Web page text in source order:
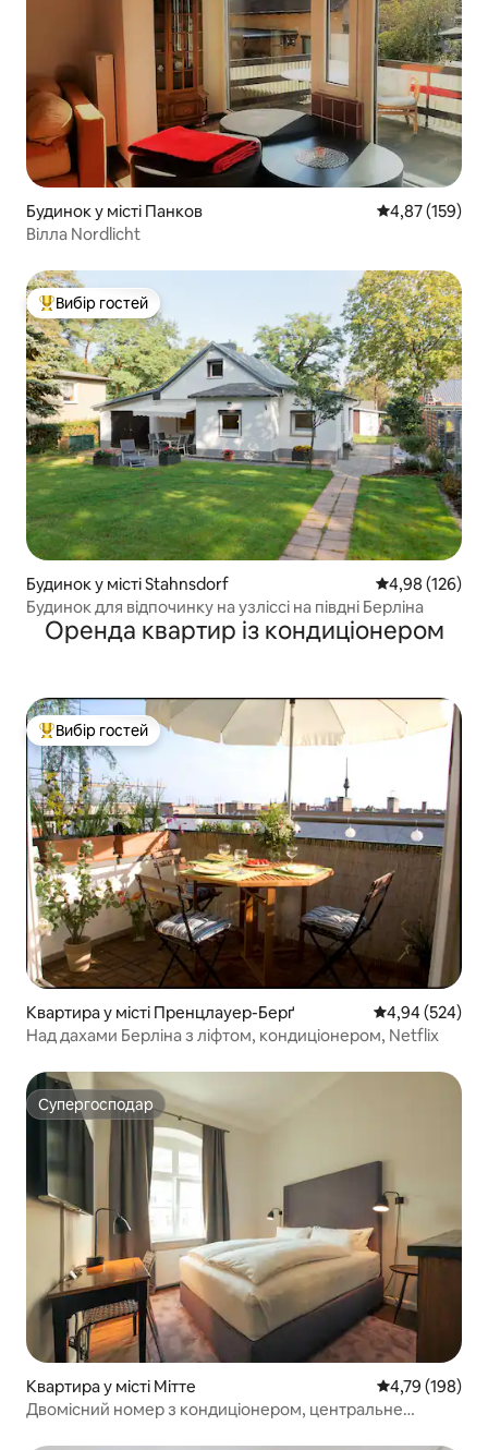
Будинок у місті Панков Середня
4,87 (159)
Вілла Nordlicht
Топ вибір гостей
Вибір гостей
Будинок у місті Stahnsdorf Середня
4,98 (126)
Будинок для відпочинку на узліссі на півдні Берліна
Оренда квартир із кондиціонером
Топ вибір гостей
Вибір гостей
Квартира у місті Пренцлауер-Берґ Середня
4,94 (524)
Над дахами Берліна з ліфтом, кондиціонером, Netflix
Супергосподар
Супергосподар
Квартира у місті Мітте Середня
4,79 (198)
Двомісний номер з кондиціонером, центральне